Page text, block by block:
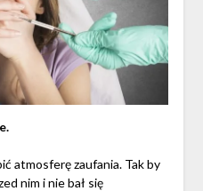
atmosferę zaufania. Tak by
nim i nie bał się